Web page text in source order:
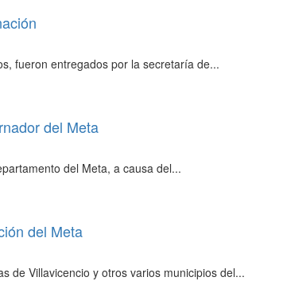
fueron entregados por la secretaría de...
del Meta
del Meta, a causa del...
del Meta
de Villavicencio y otros varios municipios del...